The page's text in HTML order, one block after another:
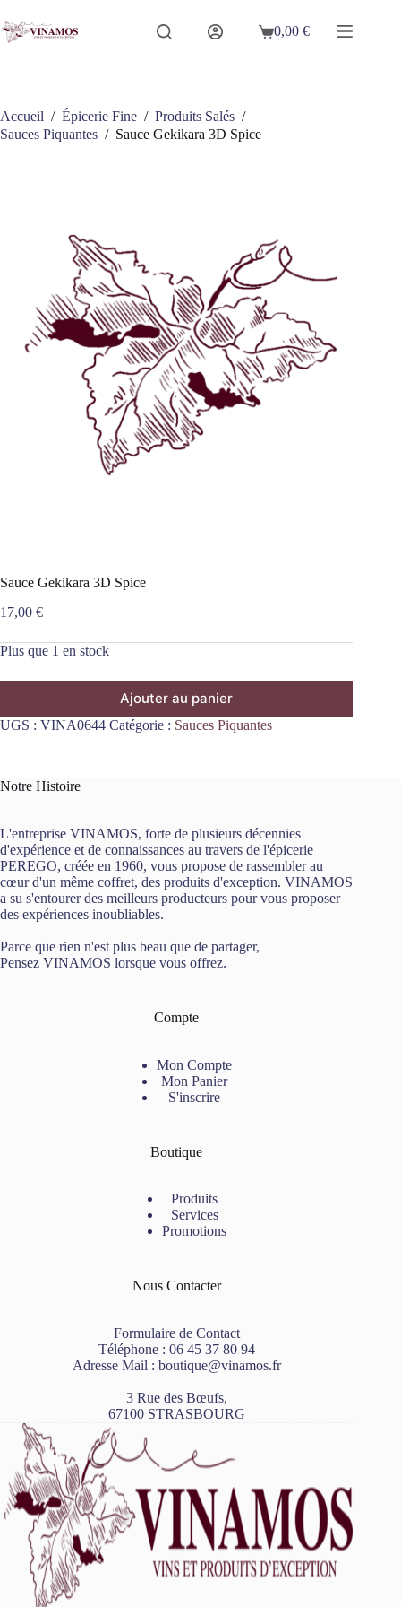
au
contenu
Panier
0,00€
Accueil / Épicerie Fine / Produits Salés /
Sauces Piquantes / Sauce Gekikara 3D Spice
Sauce Gekikara 3D Spice
17,00 €
Plus que 1 en stock
Ajouter au panier
UGS : VINA0644 Catégorie : Sauces Piquantes
Notre Histoire
L'entreprise VINAMOS, forte de plusieurs décennies
d'expérience et de connaissances au travers de l'épicerie
PEREGO, créée en 1960, vous propose de rassembler au
cœur d'un même coffret, des produits d'exception. VINAMOS
a su s'entourer des meilleurs producteurs pour vous proposer
des expériences inoubliables.
Parce que rien n'est plus beau que de partager,
Pensez VINAMOS lorsque vous offrez.
Compte
Mon Compte
Mon Panier
S'inscrire
Boutique
Produits
Services
Promotions
Nous Contacter
Formulaire de Contact
Téléphone : 06 45 37 80 94
Adresse Mail : boutique@vinamos.fr
3 Rue des Bœufs,
67100 STRASBOURG